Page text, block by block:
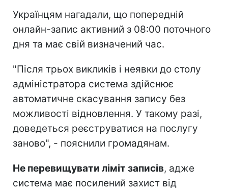
Українцям нагадали, що попередній
онлайн-запис активний з 08:00 поточного
дня та має свій визначений час.
"Після трьох викликів і неявки до столу
адміністратора система здійснює
автоматичне скасування запису без
можливості відновлення. У такому разі,
доведеться реєструватися на послугу
заново", - пояснили громадянам.
Не перевищувати ліміт записів, адже
система має посилений захист від